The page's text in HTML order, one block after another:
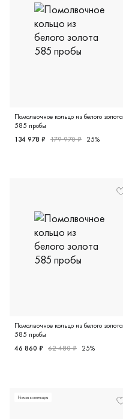
Помолвочное кольцо из белого золота
585 пробы
134 978 ₽ 179 970 ₽ 25%
Помолвочное кольцо из белого золота
585 пробы
46 860 ₽ 62 480 ₽ 25%
Новая коллекция